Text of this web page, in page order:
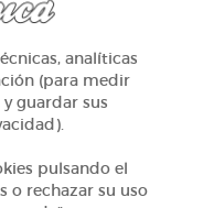
analíticas
(para medir
guardar sus
pulsando el
o rechazar su uso